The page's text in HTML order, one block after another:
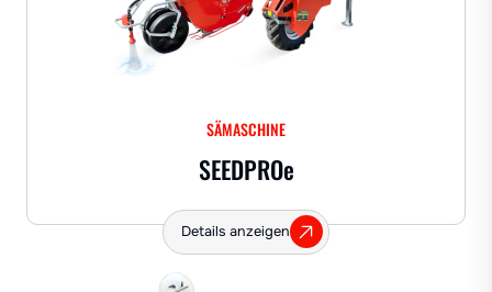
SÄMASCHINE
SEEDPROe
Details anzeigen